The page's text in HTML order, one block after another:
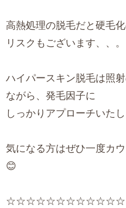
高熱処理の脱毛だと硬毛
リスクもございます、、。
ハイパースキン脱毛は照
ながら、発毛因子に
しっかりアプローチいたし
気になる方はぜひ一度カ
😊